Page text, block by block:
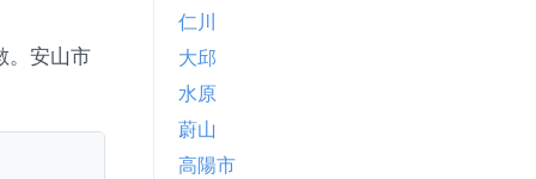
。安山市
仁川
大邱
水原
蔚山
高陽市